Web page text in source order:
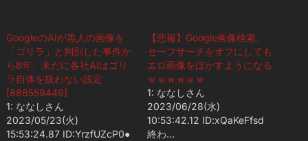
GoogleのAIが黒人の画像を
「ゴリラ」と判別した事件か
ら8年、未だに各社AIはゴリ
ラ自体を扱わない設定
[886559449]
1: ななしさん
2023/05/23(火)
15:53:24.87 ID:YrzfUZcP0●
【悲報】Google画像検索、
セーフサーチをオフにしても
エロ画像をぼかすようになる
ｗｗｗｗｗｗ
1: ななしさん
2023/06/28(水)
10:53:42.12 ID:xQaKeFfsd
終わ…